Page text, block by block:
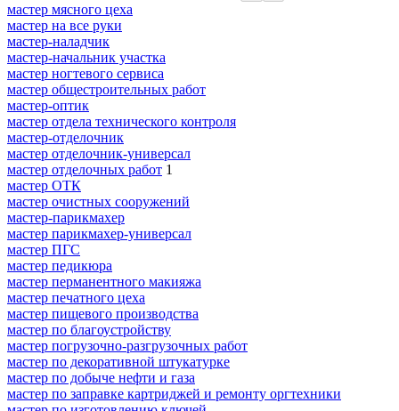
мастер мясного цеха
мастер на все руки
мастер-наладчик
мастер-начальник участка
мастер ногтевого сервиса
мастер общестроительных работ
мастер-оптик
мастер отдела технического контроля
мастер-отделочник
мастер отделочник-универсал
мастер отделочных работ 1
мастер ОТК
мастер очистных сооружений
мастер-парикмахер
мастер парикмахер-универсал
мастер ПГС
мастер педикюра
мастер перманентного макияжа
мастер печатного цеха
мастер пищевого производства
мастер по благоустройству
мастер погрузочно-разгрузочных работ
мастер по декоративной штукатурке
мастер по добыче нефти и газа
мастер по заправке картриджей и ремонту оргтехники